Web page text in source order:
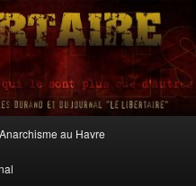
Anarchisme au Havre